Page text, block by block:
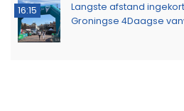
16:15
Langste afstand
Groningse 4Daagse